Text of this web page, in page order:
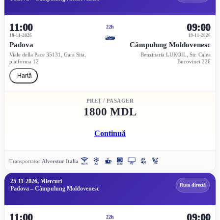
11:00
18-11-2026
Padova
Viale della Pace 35131, Gara Sita,
platforma 12
Hartă
22h
19-11-2026
09:00
Câmpulung Moldovenesc
Benzinaria LUKOIL, Str. Calea
Bucovinei 226
PREȚ / PASAGER
1800 MDL
Continuă
Transportator:Alverstur Italia
25-11-2026, Miercuri
Padova – Câmpulung Moldovenesc
Ruta directă
11:00 22h 09:00